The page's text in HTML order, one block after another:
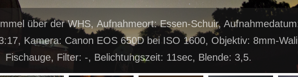
über der WHS, Aufnahmeort: Essen-Schuir,
Kamera: Canon EOS 650D bei ISO 1600, Objektiv: 8mm-
Fischauge, Filter: -, Belichtungszeit: 11sec, Blende: 3,5.